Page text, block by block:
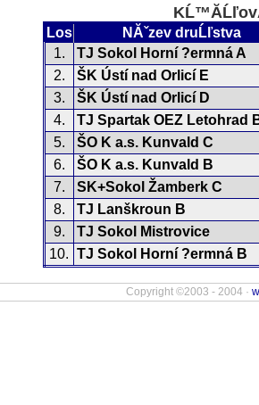
Los
NĂˇzev druĹľstva
1.
TJ Sokol Horní ?ermná A
2.
ŠK Ústí nad Orlicí E
3.
ŠK Ústí nad Orlicí D
4.
TJ Spartak OEZ Letohrad
5.
ŠO K a.s. Kunvald C
6.
ŠO K a.s. Kunvald B
7.
SK+Sokol Žamberk C
8.
TJ Lanškroun B
9.
TJ Sokol Mistrovice
10. TJ Sokol Horní ?ermná B
Copyright ©2003 - 2004 ·